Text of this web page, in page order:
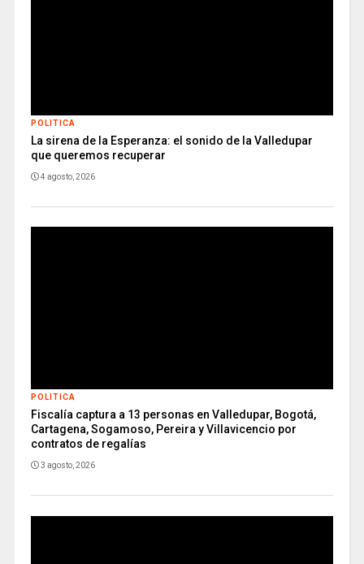
POLITICA
La sirena de la Esperanza: el sonido de la Valledupar
que queremos recuperar
4 agosto, 2026
POLITICA
Fiscalía captura a 13 personas en Valledupar, Bogotá,
Cartagena, Sogamoso, Pereira y Villavicencio por
contratos de regalías
3 agosto, 2026